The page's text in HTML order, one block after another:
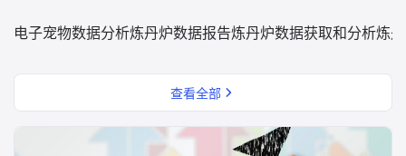
电子宠物数据分析炼丹炉数据报告炼丹炉数据获取和分析炼
查看全部